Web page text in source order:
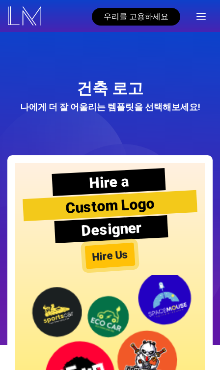
우리를 고용하세요
건축 로고
나에게 더 잘 어울리는 템플릿을 선택해보세요!
Hire a
Custom Logo
Designer
Hire Us